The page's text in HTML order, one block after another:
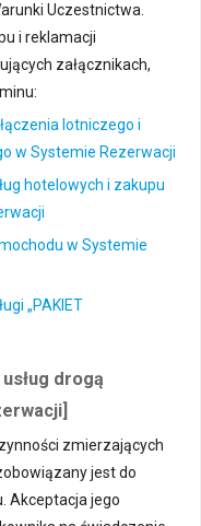
Uczestnictwa.
i reklamacji
załącznikach,
lotniczego i
w Systemie Rezerwacji
hotelowych i zakupu
w Systemie
„PAKIET
drogą
zmierzających
jest do
Akceptacja jego